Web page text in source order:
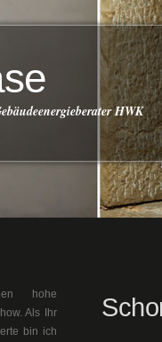
HWK
hohe
Als Ihr
bin ich